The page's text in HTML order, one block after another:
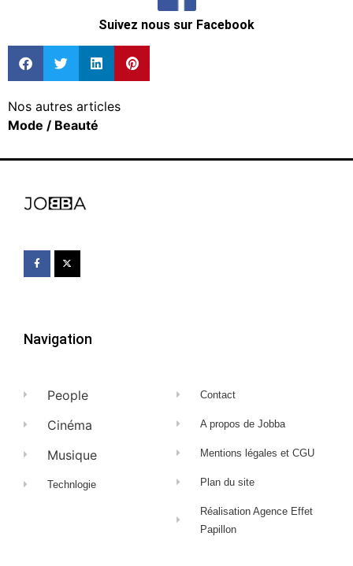
Suivez nous sur Facebook
Nos autres articles
Mode / Beauté
Navigation
People
Cinéma
Musique
Technlogie
Contact
A propos de Jobba
Mentions légales et CGU
Plan du site
Réalisation Agence Effet
Papillon